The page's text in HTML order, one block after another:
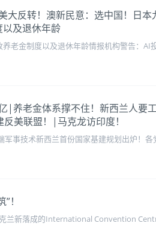
反转！澳新民意：选中国！日
及退休年龄
老金制度以及退休年龄情报机构警告：
|养老金体系撑不住！新西兰人要
美联盟！|马克龙访印度！
事技术新西兰首份国家基建规划出炉！
！
新落成的International Convention